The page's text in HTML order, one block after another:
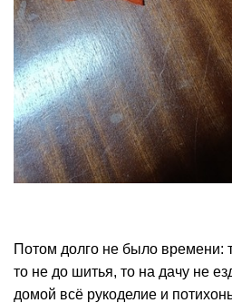
Потом долго не было времени:
то не до шитья, то на дачу не
домой всё рукоделие и